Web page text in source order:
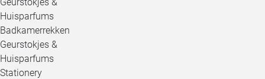
Huisparfums
Badkamerrekken
Geurstokjes &
Huisparfums
Stationery